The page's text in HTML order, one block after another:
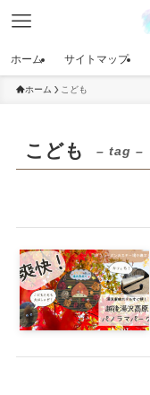
ホーム サイトマップ
ホーム こども
こども – tag –